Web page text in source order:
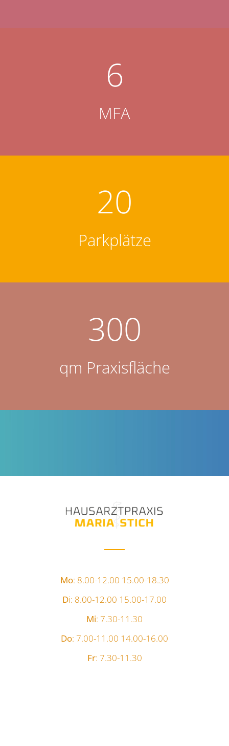
6
MFA
20
Parkplätze
300
qm Praxisfläche
Mo: 8.00-12.00 15.00-18.30
Di: 8.00-12.00 15.00-17.00
Mi: 7.30-11.30
Do: 7.00-11.00 14.00-16.00
Fr: 7.30-11.30